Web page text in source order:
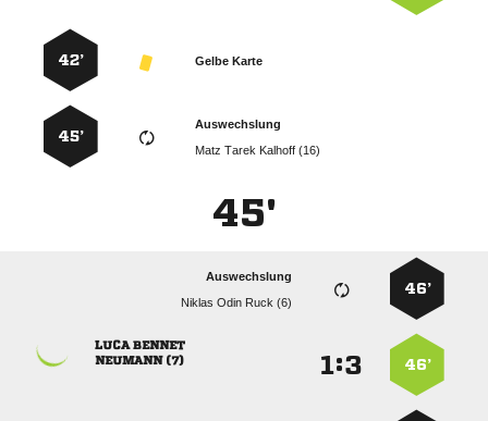
Gelbe Karte
42’
Auswechslung
   
45’
45'
46’
Auswechslung
   
46’
:
 
 